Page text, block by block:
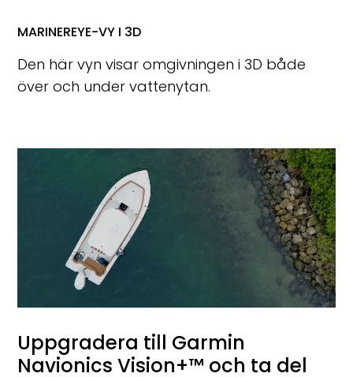
MARINEREYE-VY I 3D
Den här vyn visar omgivningen i 3D både
över och under vattenytan.
Uppgradera till Garmin
Navionics Vision+™ och ta del